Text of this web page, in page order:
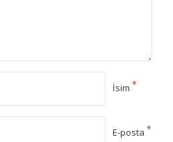
İsim *
E-posta *